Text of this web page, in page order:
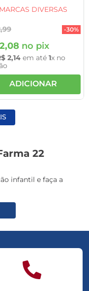
MARCAS DIVERSAS
,99 -30%
2,08 no pix
2,14 em até 1x no
ADICIONAR
22
infantil e faça a